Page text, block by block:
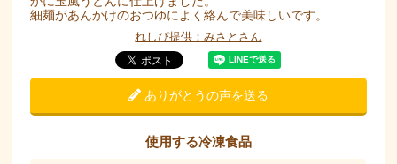
細麺があんかけのおつゆによく絡んで美味しいです。
れしぴ提供：みさとさん
ありがとうの声を送る
使用する冷凍食品